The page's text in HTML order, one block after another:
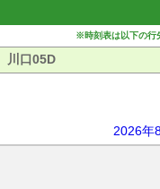
※時刻表は以下の行
川口05D
2026年